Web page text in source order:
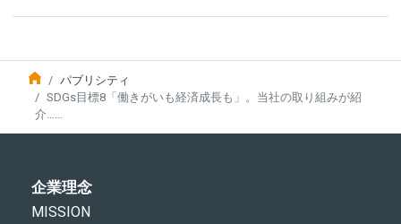
パブリシティ
SDGs目標8「働きがいも経済成長も」。当社の取り組みが紹
介……
企業理念
MISSION